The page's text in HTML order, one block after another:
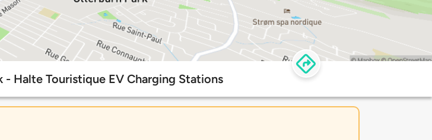
- Halte Touristique EV Charging Stations